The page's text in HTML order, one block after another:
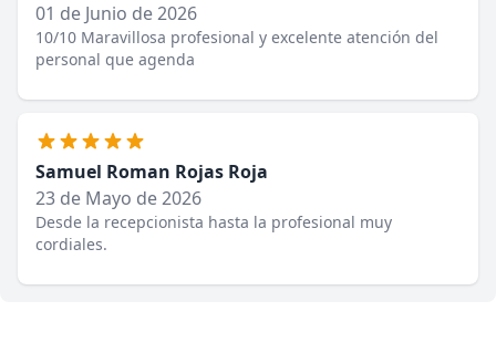
01 de Junio de 2026
10/10 Maravillosa profesional y excelente atención del
personal que agenda
Samuel Roman Rojas Roja
23 de Mayo de 2026
Desde la recepcionista hasta la profesional muy
cordiales.